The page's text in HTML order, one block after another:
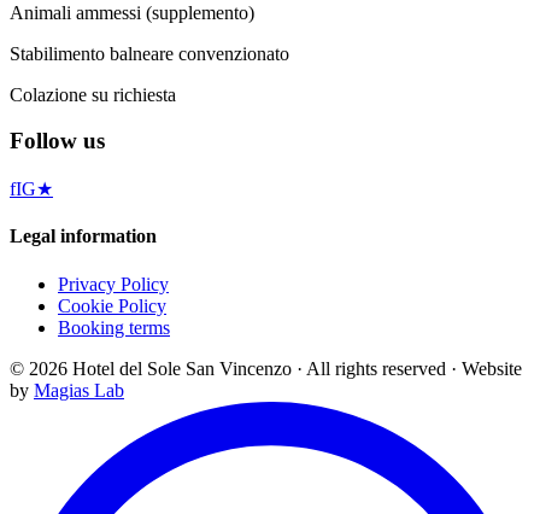
Animali ammessi (supplemento)
Stabilimento balneare convenzionato
Colazione su richiesta
Follow us
fIG★
Legal information
Privacy Policy
Cookie Policy
Booking terms
© 2026 Hotel del Sole San Vincenzo · All rights reserved · Website
by Magias Lab